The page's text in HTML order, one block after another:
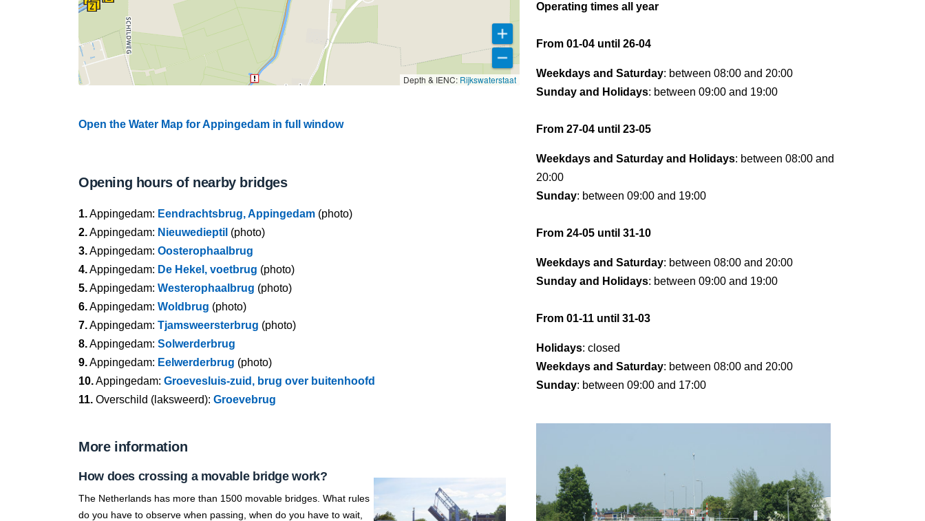
Depth & IENC: Rijkswaterstaat
Open the Water Map for Appingedam in full window
Opening hours of nearby bridges
1.Appingedam: Eendrachtsbrug, Appingedam (photo)
2.Appingedam: Nieuwedieptil (photo)
3.Appingedam: Oosterophaalbrug
4.Appingedam: De Hekel, voetbrug (photo)
5.Appingedam: Westerophaalbrug (photo)
6.Appingedam: Woldbrug (photo)
7.Appingedam: Tjamsweersterbrug (photo)
8.Appingedam: Solwerderbrug
9.Appingedam: Eelwerderbrug (photo)
10.Appingedam: Groevesluis-zuid, brug over buitenhoofd
11. Overschild (laksweerd): Groevebrug
More information
How does crossing a movable bridge work?
The Netherlands has more than 1500 movable bridges. What rules
do you have to observe when passing, when do you have to wait,
Operating times all year
From 01-04 until 26-04
Weekdays and Saturday: between 08:00 and 20:00
Sunday and Holidays: between 09:00 and 19:00
From 27-04 until 23-05
Weekdays and Saturday and Holidays: between 08:00 and
20:00
Sunday: between 09:00 and 19:00
From 24-05 until 31-10
Weekdays and Saturday: between 08:00 and 20:00
Sunday and Holidays: between 09:00 and 19:00
From 01-11 until 31-03
Holidays: closed
Weekdays and Saturday: between 08:00 and 20:00
Sunday: between 09:00 and 17:00